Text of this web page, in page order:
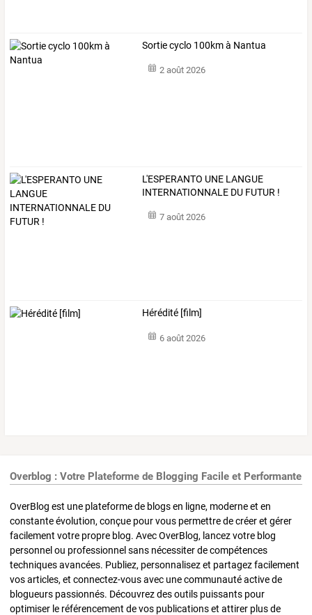
Sortie cyclo 100km à Nantua
2 août 2026
L'ESPERANTO UNE LANGUE
INTERNATIONNALE DU FUTUR !
7 août 2026
Hérédité [film]
6 août 2026
Overblog : Votre Plateforme de Blogging Facile et Performante
OverBlog est une plateforme de blogs en ligne, moderne et en
constante évolution, conçue pour vous permettre de créer et gérer
facilement votre propre blog. Avec OverBlog, lancez votre blog
personnel ou professionnel sans nécessiter de compétences
techniques avancées. Publiez, personnalisez et partagez facilement
vos articles, et connectez-vous avec une communauté active de
blogueurs passionnés. Découvrez des outils puissants pour
optimiser le référencement de vos publications et attirer plus de